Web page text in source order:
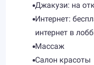
Джакузи: на
Интернет:
интернет в
Массаж
Салон красоты